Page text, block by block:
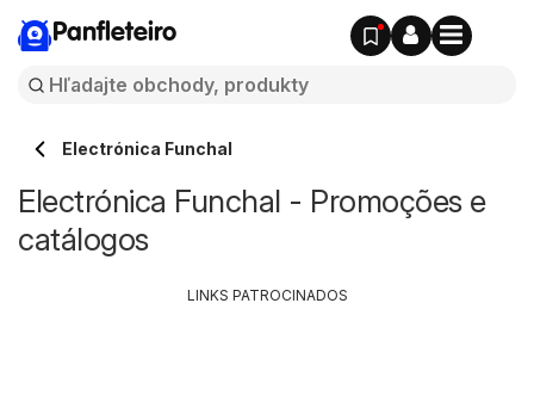
Panfleteiro
Electrónica Funchal
Electrónica Funchal - Promoções e
catálogos
LINKS PATROCINADOS